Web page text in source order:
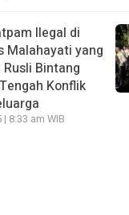
Ilegal di
Malahayati yang
Bintang
Konflik
8:33 am WIB